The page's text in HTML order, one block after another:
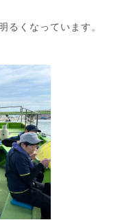
るくなっています。